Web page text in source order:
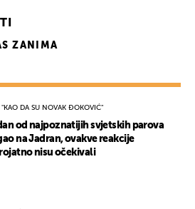
ZANIMA
"KAO DA SU NOVAK ĐOKOVIĆ"
od najpoznatijih svjetskih parova
na Jadran, ovakve reakcije
nisu očekivali